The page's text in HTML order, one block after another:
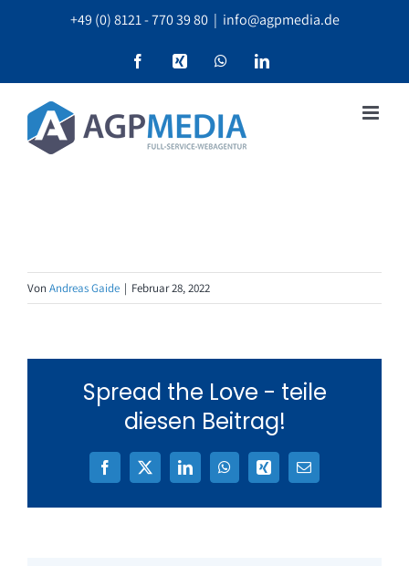
+49 (0) 8121 - 770 39 80 | info@agpmedia.de
FacebookXing WhatsAppLinkedIn
Von Andreas Gaide | Februar 28, 2022
Spread the Love - teile
diesen Beitrag!
Facebook
X LinkedInWhatsApp
Xing
E-